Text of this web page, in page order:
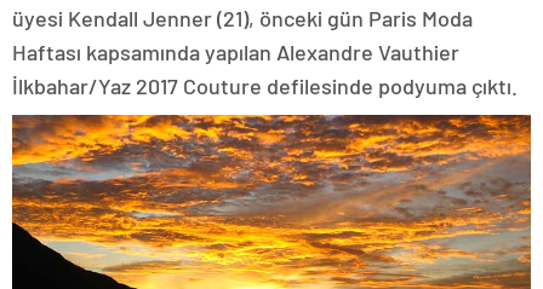
üyesi Kendall Jenner (21), önceki gün Paris Moda
Haftası kapsamında yapılan Alexandre Vauthier
İlkbahar/Yaz 2017 Couture defilesinde podyuma çıktı.